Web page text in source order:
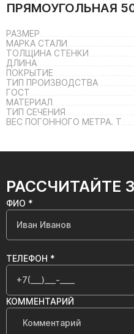
ПРЯМОУГОЛЬНАЯ
РАЗМЕР
МАРКА СТАЛИ
ТОЛЩИНА СТЕНКИ
ДЛИНА
ПОКРЫТИЕ
ТИП ПРОИЗВОДСТВА
ГОСТ
МАТЕРИАЛ
ТИП СЕЧЕНИЯ
ВЕС ПОГОННОГО МЕТРА. Т
РАССЧИТАЙТЕ
ФИО *
ТЕЛЕФОН *
КОММЕНТАРИЙ